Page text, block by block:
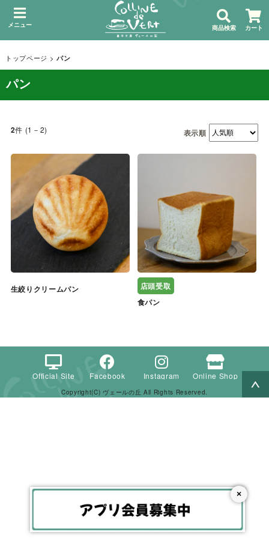
×
メニュー 商品検索 カート
トップページ >パン
パン
2件 (1－2) 表示順
生絞りクリームパン
店頭受取
食パン
Official Site Facebook Instagram Online Shop
Copyright(C) ヴェールの丘 All Rights Reserved.